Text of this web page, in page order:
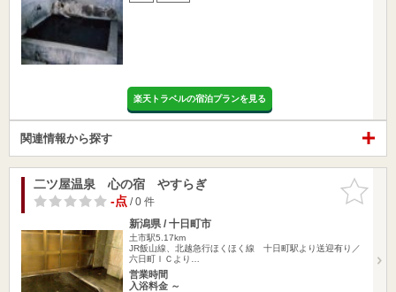
楽天トラベルの宿泊プランを見る
関連情報から探す
お気に入
りに追加
二ツ屋温泉 心の宿 やすらぎ
-点/ 0 件
新潟県 / 十日町市
土市駅5.17km
JR飯山線、北越急行ほくほく線 十日町駅より送迎有り／
六日町ＩＣより…
営業時間
入浴料金 ～